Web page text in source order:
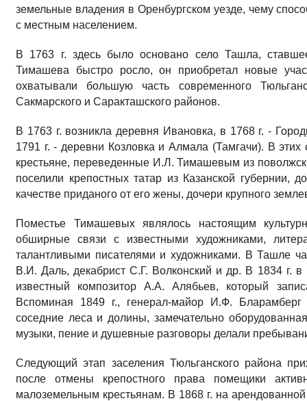
земельные владения в Оренбургском уезде, чему
с местным населением.
В 1763 г. здесь было основано село Ташла,
Тимашева быстро росло, он приобретал новые
охватывали большую часть современного
Сакмарского и Саракташского районов.
В 1763 г. возникла деревня Ивановка, в 1768 г. -
1791 г. - деревни Козловка и Алмала (Тамгачи). В этих
крестьяне, переведенные И.Л. Тимашевым из
поселили крепостных татар из Казанской
качестве приданого от его жены, дочери крупного
Поместье Тимашевых являлось настоящим
обширные связи с известными художниками,
талантливыми писателями и художниками. В Ташле
В.И. Даль, декабрист С.Г. Волконский и др. В 1834 г. в
известный композитор А.А. Алябьев, который
Вспоминая 1849 г., генерал-майор И.Ф.
соседние леса и долины, замечательно
музыки, пение и душевные разговоры делали
Следующий этап заселения Тюльганского района
после отмены крепостного права помещики
малоземельным крестьянам. В 1868 г. на